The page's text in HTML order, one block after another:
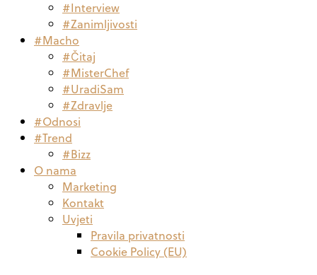
#Interview
#Zanimljivosti
#Macho
#Čitaj
#MisterChef
#UradiSam
#Zdravlje
#Odnosi
#Trend
#Bizz
O nama
Marketing
Kontakt
Uvjeti
Pravila privatnosti
Cookie Policy (EU)